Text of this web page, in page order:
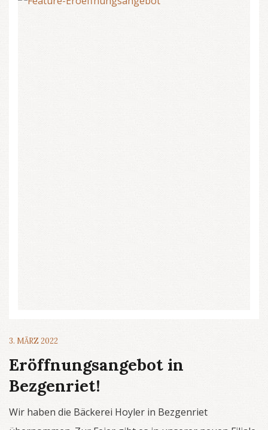
3. MÄRZ 2022
Eröffnungsangebot in
Bezgenriet!
Wir haben die Bäckerei Hoyler in Bezgenriet